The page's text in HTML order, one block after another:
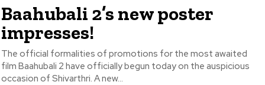
Baahubali 2’s new poster
impresses!
The official formalities of promotions for the most awaited
film Baahubali 2 have officially begun today on the auspicious
occasion of Shivarthri. A new...